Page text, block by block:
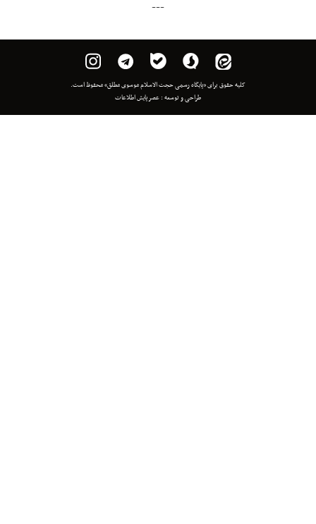
برای «پایگاه رسمی حجت الاسلام موسوی مطلق» محفوظ است.